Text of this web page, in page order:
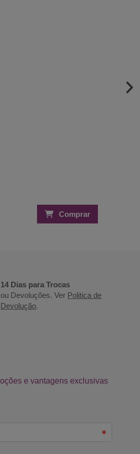
Comprar
14 Dias para Trocas
ou Devoluções. Ver Politica de
Devolução.